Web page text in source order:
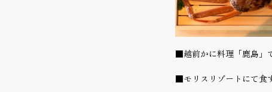
■越前かに料理「鹿島」
■モリスリゾートにて食